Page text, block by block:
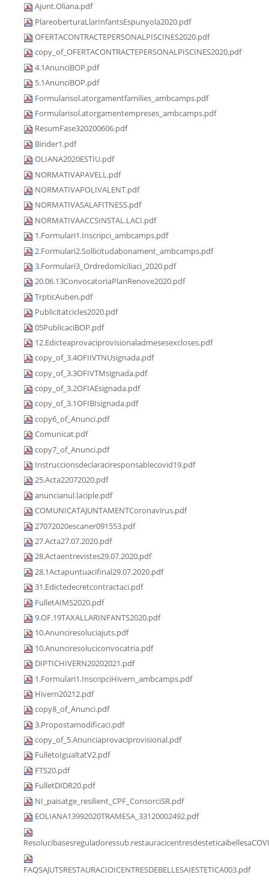
Ajunt.Oliana.pdf
PlareoberturaLlarInfantsEspunyola2020.pdf
OFERTACONTRACTEPERSONALPISCINES2020.pdf
copy_of_OFERTACONTRACTEPERSONALPISCINES2020.pdf
4.1AnunciBOP.pdf
5.1AnunciBOP.pdf
Formularisol.atorgamentfamilies_ambcamps.pdf
Formularisol.atorgamentempreses_ambcamps.pdf
ResumFase320200606.pdf
Binder1.pdf
OLIANA2020ESTIU.pdf
NORMATIVAPAVELL.pdf
NORMATIVAPOLIVALENT.pdf
NORMATIVASALAFITNESS.pdf
NORMATIVAACCSINSTAL.LACI.pdf
1.Formulari1.Inscripci_ambcamps.pdf
2.Formulari2.Sollicitudabonament_ambcamps.pdf
3.Formulari3_Ordredomiciliaci_2020.pdf
20.06.13ConvocatoriaPlanRenove2020.pdf
TrpticAuben.pdf
Publicitatcicles2020.pdf
05PublicaciBOP.pdf
12.Edicteaprovaciprovisionaladmesesexcloses.pdf
copy_of_3.4OFIIVTNUsignada.pdf
copy_of_3.3OFIVTMsignada.pdf
copy_of_3.2OFIAEsignada.pdf
copy_of_3.1OFIBIsignada.pdf
copy6_of_Anunci.pdf
Comunicat.pdf
copy7_of_Anunci.pdf
Instruccionsdeclaraciresponsablecovid19.pdf
25.Acta22072020.pdf
anuncianul.laciple.pdf
COMUNICATAJUNTAMENTCoronavirus.pdf
27072020escaner091553.pdf
27.Acta27.07.2020.pdf
28.Actaentrevistes29.07.2020.pdf
28.1Actapuntuacifinal29.07.2020.pdf
31.Edictedecretcontractaci.pdf
FulletAIMS2020.pdf
9.OF.19TAXALLARINFANTS2020.pdf
10.Anunciresoluciajuts.pdf
10.Anunciresoluciconvocatria.pdf
DIPTICHIVERN20202021.pdf
1.Formulari1.InscripciHivern_ambcamps.pdf
Hivern20212.pdf
copy8_of_Anunci.pdf
3.Propostamodificaci.pdf
copy_of_5.Anunciaprovaciprovisional.pdf
FulletoIgualtatV2.pdf
FTS20.pdf
FulletDIDR20.pdf
NI_paisatge_resilient_CPF_ConsorciSR.pdf
EOLIANA13992020TRAMESA_33120002492.pdf
FAQSAJUTSRESTAURACIOICENTRESDEBELLESAIESTETICA003.pdf